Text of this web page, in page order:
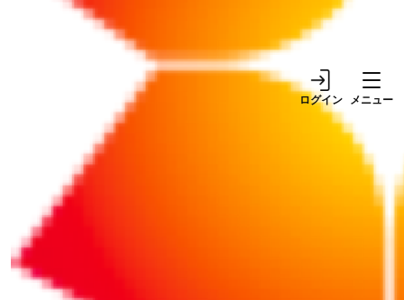
ログイン メニュー
求は可能？
【開催終了】2025年11
月5日開催！きらやか銀
行×GSX サイバーセキュ
リティセミナーのご案内
山形県が経験豊富な副業
プロ人材とのマッチング